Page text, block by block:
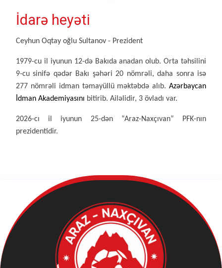
İdarə heyəti
Ceyhun Oqtay oğlu Sultanov - Prezident
1979-cu il iyunun 12-də Bakıda anadan olub. Orta təhsilini
9-cu sinifə qədər Bakı şəhəri 20 nömrəli, daha sonra isə
277 nömrəli idman təmayüllü məktəbdə alıb. Azərbaycan
İdman Akademiyasını bitirib. Ailəlidir, 3 övladı var.
2026-cı il iyunun 25-dən “Araz-Naxçıvan” PFK-nın
prezidentidir.